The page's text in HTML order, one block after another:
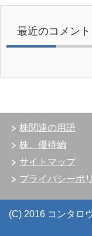
最近のコメント
株関連の用語
株、優待編
サイトマップ
プライバシーポ
(C) 2016 コンタロ